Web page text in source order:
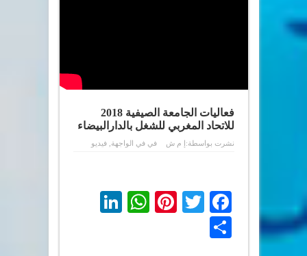
فعاليات الجامعة الصيفية 2018
للاتحاد المغربي للشغل بالدارالبيضاء
نشرت بواسطة: إ م ش فيفي الواجهة ,فيديو
Facebook
Twitter
Pinterest
WhatsApp